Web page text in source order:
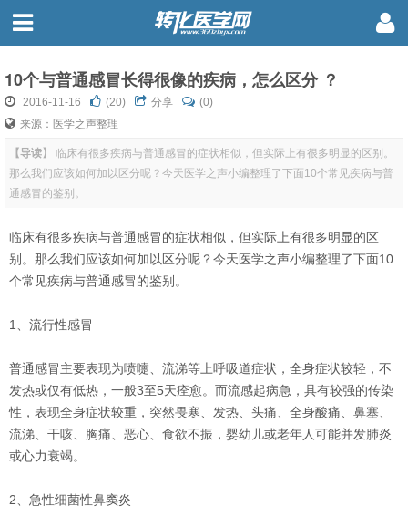
10个与普通感冒长得很像的疾病，怎么区分 ？
2016-11-16 (20) 分享
(0)
来源：医学之声整理
【导读】
临床有很多疾病与普通感冒的症状相似，但实际上有很多明显的区别。
那么我们应该如何加以区分呢？今天医学之声小编整理了下面10个常见疾病与普
通感冒的鉴别。
临床有很多疾病与普通感冒的症状相似，但实际上有很多明显的区
别。那么我们应该如何加以区分呢？今天医学之声小编整理了下面10
个常见疾病与普通感冒的鉴别。
1、流行性感冒
普通感冒主要表现为喷嚏、流涕等上呼吸道症状，全身症状较轻，不
发热或仅有低热，一般3至5天痊愈。而流感起病急，具有较强的传染
性，表现全身症状较重，突然畏寒、发热、头痛、全身酸痛、鼻塞、
流涕、干咳、胸痛、恶心、食欲不振，婴幼儿或老年人可能并发肺炎
或心力衰竭。
2、急性细菌性鼻窦炎